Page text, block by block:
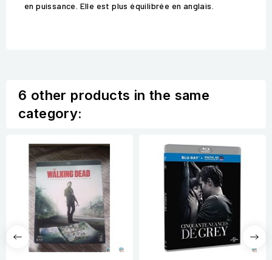
en puissance. Elle est plus équilibrée en anglais.
6 other products in the same
category: